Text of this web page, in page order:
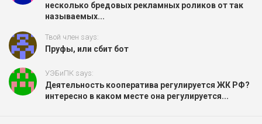
несколько бредовых рекламных роликов от так
называемых...
Твой член says:
Пруфы, или сбит бот
УЭБиПК says:
Деятельность кооператива регулируется ЖК РФ?
интересно в каком месте она регулируется...